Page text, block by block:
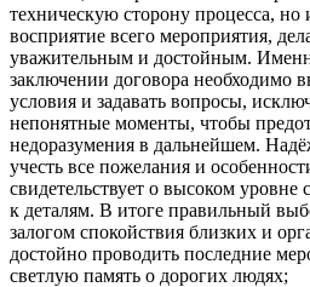
техническую сторону процесса, но
восприятие всего мероприятия,
уважительным и достойным.
заключении договора необходимо
условия и задавать вопросы,
непонятные моменты, чтобы
недоразумения в дальнейшем.
учесть все пожелания и
свидетельствует о высоком уровне
к деталям. В итоге правильный
залогом спокойствия близких и
достойно проводить последние
светлую память о дорогих людях;